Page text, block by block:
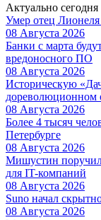
Актуально сегодня
Умер отец
08 Августа 2026
Банки с марта
вредоносного ПО
08 Августа 2026
Историческую
дореволюционном
08 Августа 2026
Более 4 тысяч
Петербурге
08 Августа 2026
Мишустин поручил
для IT-компаний
08 Августа 2026
Suno начал
08 Августа 2026